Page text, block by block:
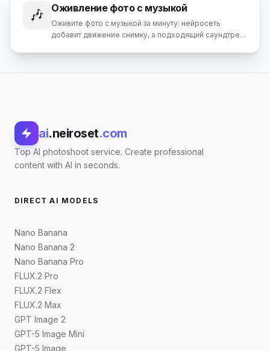
кинематографичное, рекламное, развлекательное,
для маркетплейсов и блогов.
🎶 Оживление фото с музыкой
Оживите фото с музыкой за минуту: нейросеть
добавит движение снимку, а подходящий саундтрек
ai.neiroset.com
Top AI photoshoot service. Create professional
content with AI in seconds.
DIRECT AI MODELS
Nano Banana
Nano Banana 2
Nano Banana Pro
FLUX.2 Pro
FLUX.2 Flex
FLUX.2 Max
GPT Image 2
GPT-5 Image Mini
GPT-5 Image